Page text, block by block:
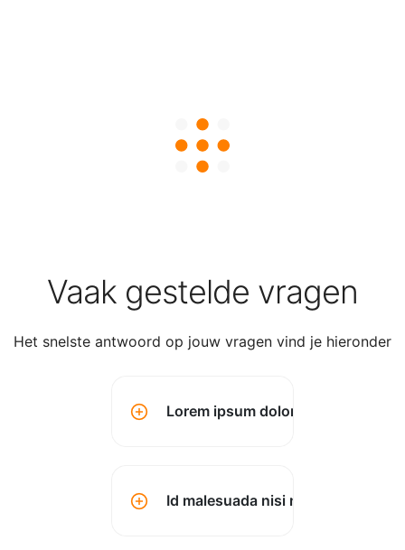
Vaak gestelde vragen
Het snelste antwoord op jouw vragen vind je hieronder
Lorem ipsum dolor sit amet
Id malesuada nisi montes?